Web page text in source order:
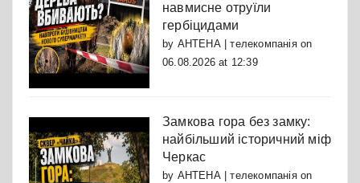
навмисне отруїли
гербіцидами
by АНТЕНА | телекомпаніяon
06.08.2026 at 12:39
Замкова гора без замку:
найбільший історичний міф
Черкас
by АНТЕНА | телекомпаніяon